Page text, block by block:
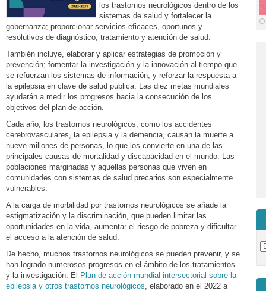
los trastornos neurológicos dentro de los
sistemas de salud y fortalecer la
gobernanza; proporcionar servicios eficaces, oportunos y
resolutivos de diagnóstico, tratamiento y atención de salud.
También incluye, elaborar y aplicar estrategias de promoción y
prevención; fomentar la investigación y la innovación al tiempo que
se refuerzan los sistemas de información; y reforzar la respuesta a
la epilepsia en clave de salud pública. Las diez metas mundiales
ayudarán a medir los progresos hacia la consecución de los
objetivos del plan de acción.
Cada año, los trastornos neurológicos, como los accidentes
cerebrovasculares, la epilepsia y la demencia, causan la muerte a
nueve millones de personas, lo que los convierte en una de las
principales causas de mortalidad y discapacidad en el mundo. Las
poblaciones marginadas y aquellas personas que viven en
comunidades con sistemas de salud precarios son especialmente
vulnerables.
A la carga de morbilidad por trastornos neurológicos se añade la
estigmatización y la discriminación, que pueden limitar las
oportunidades en la vida, aumentar el riesgo de pobreza y dificultar
el acceso a la atención de salud.
De hecho, muchos trastornos neurológicos se pueden prevenir, y se
han logrado numerosos progresos en el ámbito de los tratamientos
y la investigación. El
Plan de acción mundial intersectorial sobre la
epilepsia y otros trastornos neurológicos, elaborado en el 2022 a